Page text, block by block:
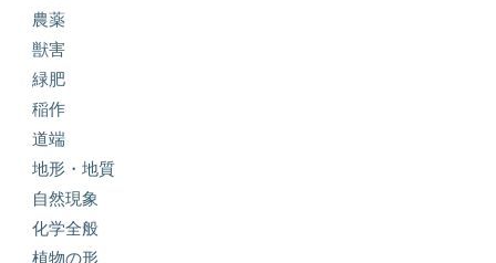
農薬
獣害
緑肥
稲作
道端
地形・地質
自然現象
化学全般
植物の形